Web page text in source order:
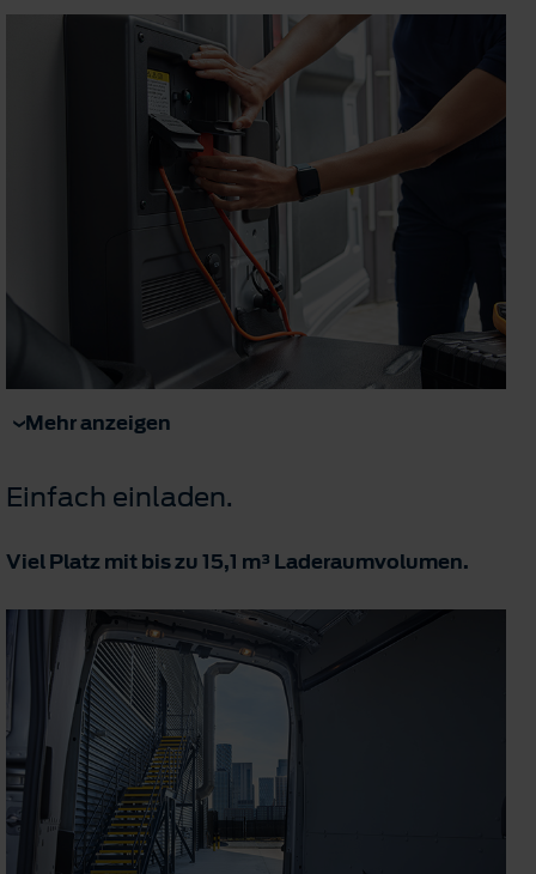
Mehr anzeigen
Einfach einladen.
Viel Platz mit bis zu 15,1 m³ Laderaumvolumen.